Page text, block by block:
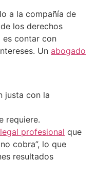
a la compañía de
los derechos
es contar con
Un abogado
justa con la
requiere.
profesional que
cobra”, lo que
resultados